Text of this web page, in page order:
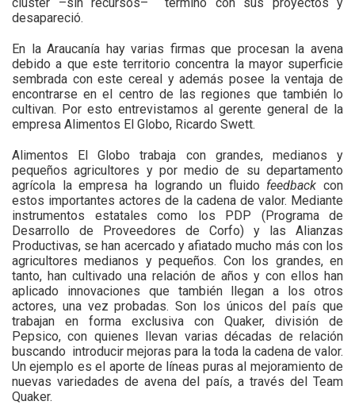
desapareció.
En la Araucanía hay varias firmas que procesan la avena
debido a que este territorio concentra la mayor superficie
sembrada con este cereal y además posee la ventaja de
encontrarse en el centro de las regiones que también lo
cultivan. Por esto entrevistamos al gerente general de la
empresa Alimentos El Globo, Ricardo Swett.
Alimentos El Globo trabaja con grandes, medianos y
pequeños agricultores y por medio de su departamento
agrícola la empresa ha logrando un fluido feedback con
estos importantes actores de la cadena de valor. Mediante
instrumentos estatales como los PDP (Programa de
Desarrollo de Proveedores de Corfo) y las Alianzas
Productivas, se han acercado y afiatado mucho más con los
agricultores medianos y pequeños. Con los grandes, en
tanto, han cultivado una relación de años y con ellos han
aplicado innovaciones que también llegan a los otros
actores, una vez probadas. Son los únicos del país que
trabajan en forma exclusiva con Quaker, división de
Pepsico, con quienes llevan varias décadas de relación
buscando introducir mejoras para la toda la cadena de valor.
Un ejemplo es el aporte de líneas puras al mejoramiento de
nuevas variedades de avena del país, a través del Team
Quaker.